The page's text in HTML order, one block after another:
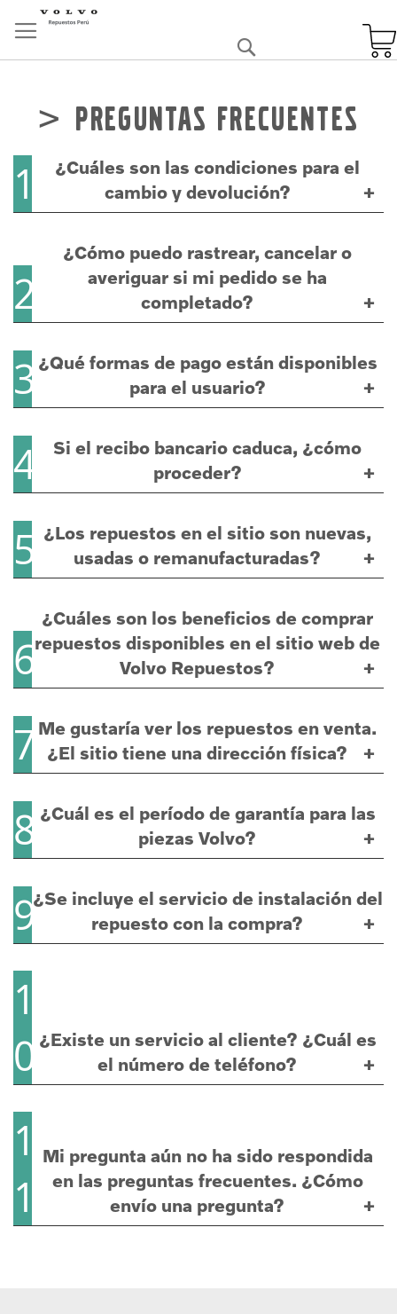
to
Content
Preguntas Frecuentes
1
¿Cuáles son las condiciones para el
cambio y devolución?
2
¿Cómo puedo rastrear, cancelar o
averiguar si mi pedido se ha
completado?
3 ¿Qué formas de pago están disponibles
para el usuario?
4
Si el recibo bancario caduca, ¿cómo
proceder?
5 ¿Los repuestos en el sitio son nuevas,
usadas o remanufacturadas?
6
¿Cuáles son los beneficios de comprar
repuestos disponibles en el sitio web de
Volvo Repuestos?
7 Me gustaría ver los repuestos en venta.
¿El sitio tiene una dirección física?
8 ¿Cuál es el período de garantía para las
piezas Volvo?
9¿Se incluye el servicio de instalación del
repuesto con la compra?
1
0 ¿Existe un servicio al cliente? ¿Cuál es
el número de teléfono?
1
1
Mi pregunta aún no ha sido respondida
en las preguntas frecuentes. ¿Cómo
envío una pregunta?